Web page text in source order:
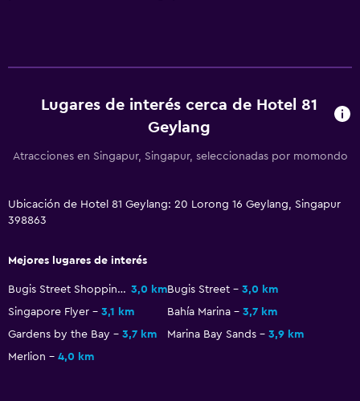
Lugares de interés cerca de Hotel 81
Geylang
Atracciones en Singapur, Singapur, seleccionadas por momondo
Ubicación de Hotel 81 Geylang: 20 Lorong 16 Geylang, Singapur
398863
Mejores lugares de interés
Bugis Street Shopping District 3,0 kmBugis Street
3,0 km
Singapore Flyer
3,1 km Bahía Marina
3,7 km
Gardens by the Bay
3,7 km Marina Bay Sands
3,9 km
Merlion
4,0 km